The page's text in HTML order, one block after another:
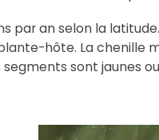
par an selon la
hôte. La chenille
sont jaunes